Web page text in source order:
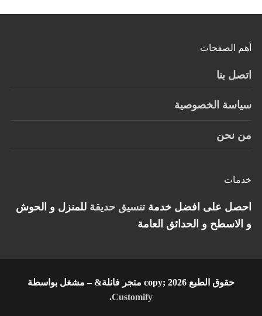
أهم الصفحات
اتصل بنا
سياسة الخصوصية
من نحن
خدمات
احصل على افضل خدمة تنسيق حديقة للمنزل و الحوش
و الاسطح و الحدائق العامة
حقوق الطبع copy; 2026 متجر فانلة& – مشغل بواسطة
Customify
.